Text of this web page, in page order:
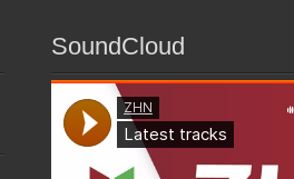
SoundCloud